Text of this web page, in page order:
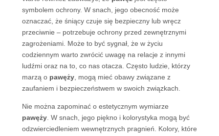
symbolem ochrony. W snach, jego obecność może
oznaczać, że śniący czuje się bezpieczny lub wręcz
przeciwnie – potrzebuje ochrony przed zewnętrznymi
zagrożeniami. Może to być sygnał, że w życiu
codziennym warto zwrócić uwagę na relacje z innymi
ludźmi oraz na to, co nas otacza. Często ludzie, którzy
marzą o pawęży, mogą mieć obawy związane z
zaufaniem i bezpieczeństwem w swoich związkach.
Nie można zapominać o estetycznym wymiarze
pawęży. W snach, jego piękno i kolorystyka mogą być
odzwierciedleniem wewnętrznych pragnień. Kolory, które